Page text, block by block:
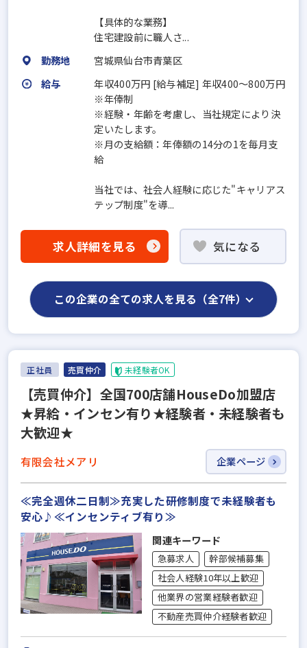
【具体的な業務】
住宅建設前に職人さ...
勤務地
宮城県仙台市青葉区
給与
年収400万円 [給与補足] 年収400～800万円
※年俸制
※経験・年齢を考慮し、当社規定により決
定いたします。
※月の支給額：年俸額の14分の1を毎月支
給
当社では、社会人経験に応じた"キャリアス
テップ制度"を導...
求人詳細を見る 気になる
この企業の全ての求人を見る（全7件）
正社員 売買仲介 未経験者OK
【売買仲介】全国700店舗HouseDo加盟店
★昇給・インセン有り★経験者・未経験者も
大歓迎★
有限会社メアリ 企業ページ
≪完全週休二日制≫充実した研修制度で未経験者も
安心♪≪インセンティブ有り≫
関連キーワード
急募求人
幹部候補募集
社会人経験10年以上歓迎
他業界の営業経験者歓迎
不動産売買仲介経験者歓迎